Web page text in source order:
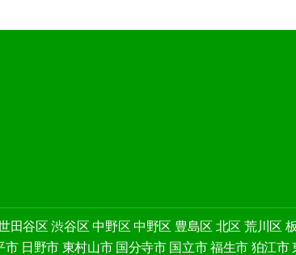
田谷区 渋谷区 中野区 中野区 豊島区 北区 荒川区
市 日野市 東村山市 国分寺市 国立市 福生市 狛江市